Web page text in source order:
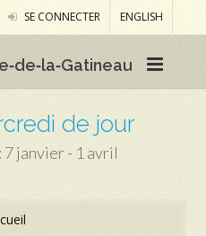
SE CONNECTER ENGLISH
de jour
7 janvier - 1 avril